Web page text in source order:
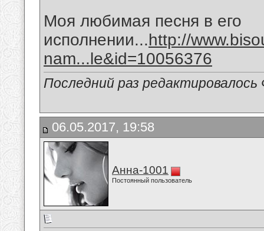
Моя любимая песня в его
исполнении...http://
nam...le&id=10056376
Последний раз
06.05.2017, 19:58
Анна-1001
Постоянный пользователь